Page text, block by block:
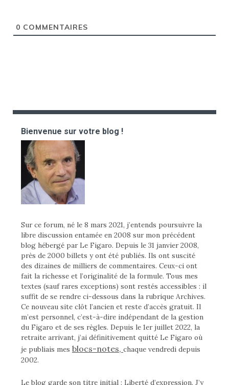
0 COMMENTAIRES
Bienvenue sur votre blog !
Sur ce forum, né le 8 mars 2021, j’entends poursuivre la
libre discussion entamée en 2008 sur mon précédent
blog hébergé par Le Figaro. Depuis le 31 janvier 2008,
près de 2000 billets y ont été publiés. Ils ont suscité
des dizaines de milliers de commentaires. Ceux-ci ont
fait la richesse et l’originalité de la formule. Tous mes
textes (sauf rares exceptions) sont restés accessibles : il
suffit de se rendre ci-dessous dans la rubrique Archives.
Ce nouveau site clôt l’ancien et reste d’accès gratuit. Il
m’est personnel, c’est-à-dire indépendant de la gestion
du Figaro et de ses règles. Depuis le 1er juillet 2022, la
retraite arrivant, j’ai définitivement quitté Le Figaro où
je publiais mes blocs-notes, chaque vendredi depuis
2002.
Le blog garde son titre initial : Liberté d’expression. J’y